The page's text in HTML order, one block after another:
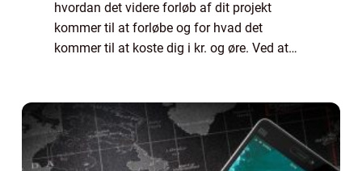
hvordan det videre forløb af dit projekt
kommer til at forløbe og for hvad det
kommer til at koste dig i kr. og øre. Ved at